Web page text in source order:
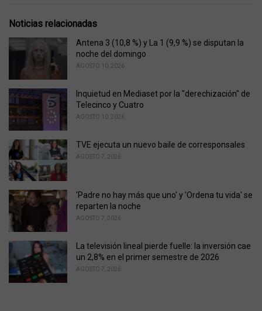
o
r
i
e
:Noticias relacionadas
Antena 3 (10,8 %) y La 1 (9,9 %) se disputan la
noche del domingo
AGOSTO 10, 2026
Inquietud en Mediaset por la "derechización" de
Telecinco y Cuatro
AGOSTO 10, 2026
TVE ejecuta un nuevo baile de corresponsales
AGOSTO 7, 2026
'Padre no hay más que uno' y 'Ordena tu vida' se
reparten la noche
AGOSTO 7, 2026
La televisión lineal pierde fuelle: la inversión cae
un 2,8% en el primer semestre de 2026
AGOSTO 7, 2026